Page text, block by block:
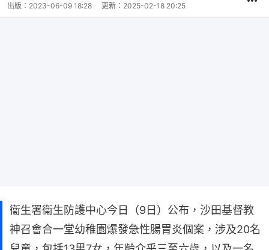
出版： 2023-06-09 18:28 更新： 2025-02-18 20:25
衞生署衞生防護中心今日（9日）公布，沙田基督教
神召會合一堂幼稚園爆發急性腸胃炎個案，涉及20名